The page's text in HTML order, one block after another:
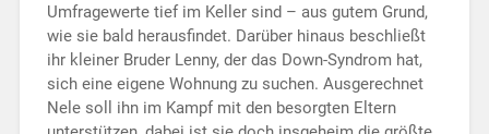
Umfragewerte tief im Keller sind – aus gutem Grund,
wie sie bald herausfindet. Darüber hinaus beschließt
ihr kleiner Bruder Lenny, der das Down-Syndrom hat,
sich eine eigene Wohnung zu suchen. Ausgerechnet
Nele soll ihn im Kampf mit den besorgten Eltern